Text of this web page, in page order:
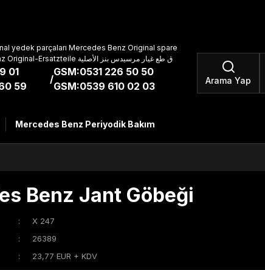
yedek parçaları Mercedes Benz Original spare
parts Mercedes-Benz Original-Ersatzteile ق طع غيار مرسيدس بنز الأصلية
01
59
/
GSM:0531 226 50 50
GSM:0539 610 02 03
Arama Yap
Mercedes Benz Periyodik Bakım
Benz Jant Göbeği
X 247
26389
23,77 EUR + KDV